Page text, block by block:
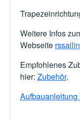
Weitere Infos
Webseite
Empfohlenes
hier: Zubehör.
Aufbauanleitung